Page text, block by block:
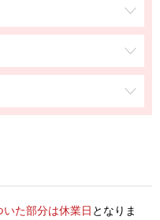
いた部分は休業日 となりま